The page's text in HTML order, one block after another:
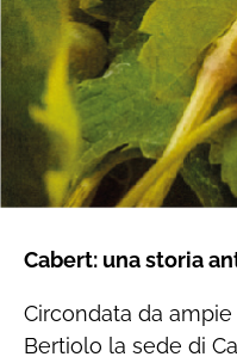
Cabert: una storia
Circondata da
Bertiolo la sede di